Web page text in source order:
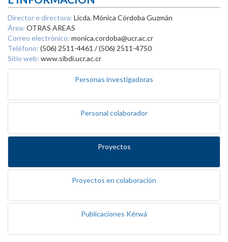
Director o directora: Licda. Mónica Córdoba Guzmán
Área: OTRAS AREAS
Correo electrónico: monica.cordoba@ucr.ac.cr
Teléfono: (506) 2511-4461 / (506) 2511-4750
Sitio web: www.sibdi.ucr.ac.cr
Personas investigadoras
Personal colaborador
Proyectos
Proyectos en colaboración
Publicaciones Kérwá